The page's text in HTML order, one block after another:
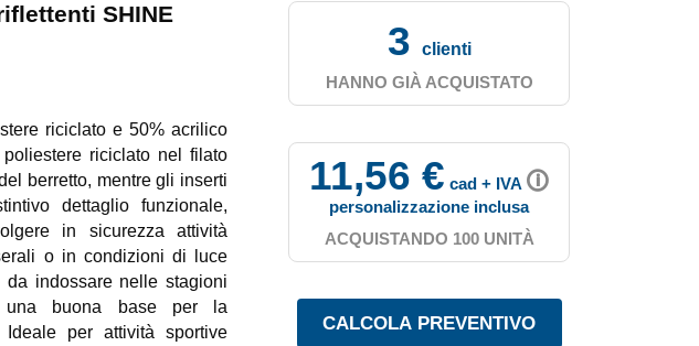
SHINE
riciclato e 50% acrilico
riciclato nel filato
berretto, mentre gli inserti
dettaglio funzionale,
in sicurezza attività
o in condizioni di luce
da indossare nelle stagioni
buona base per la
per attività sportive
3
clienti
HANNO GIÀ ACQUISTATO
11,56 € cad + IVA 🛈
personalizzazione inclusa
ACQUISTANDO 100 UNITÀ